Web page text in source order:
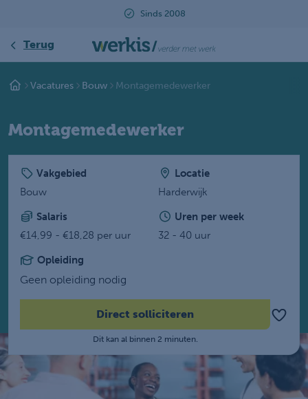
Sinds 2008
Terug
Vacatures Bouw Montagemedewerker
Montagemedewerker
Vakgebied
Bouw
Locatie
Harderwijk
Salaris
€14,99 - €18,28 per uur
Uren per week
32 - 40 uur
Opleiding
Geen opleiding nodig
Direct solliciteren
Dit kan al binnen 2 minuten.